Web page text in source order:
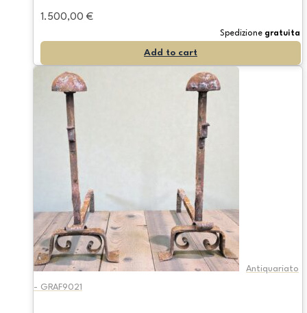
1.500,00 €
Spedizione gratuita
Add to cart
Antiquariato
- GRAF9021